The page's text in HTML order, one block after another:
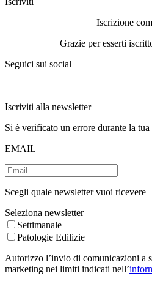
Iscrizione
Grazie per esserti
Seguici sui social
Iscriviti alla newsletter
Si è verificato un errore durante la tua
EMAIL
Scegli quale newsletter vuoi ricevere
Seleziona newsletter
Settimanale
Patologie Edilizie
Autorizzo l’invio di comunicazioni a
marketing nei limiti indicati nell’